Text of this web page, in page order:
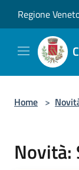
Regione
Home >
Novità: